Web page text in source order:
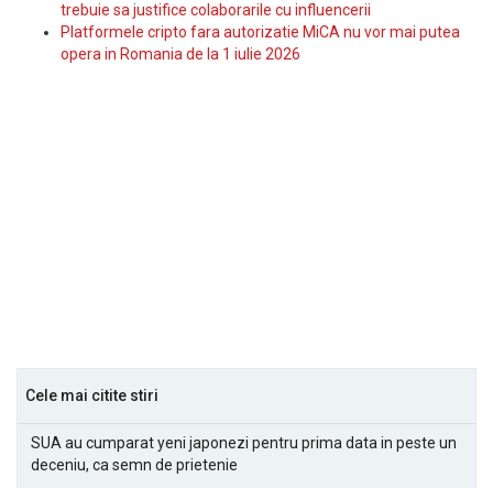
trebuie sa justifice colaborarile cu influencerii
Platformele cripto fara autorizatie MiCA nu vor mai putea
opera in Romania de la 1 iulie 2026
Cele mai citite stiri
SUA au cumparat yeni japonezi pentru prima data in peste un
deceniu, ca semn de prietenie